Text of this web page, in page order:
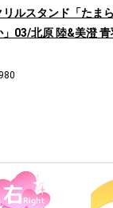
リルスタンド「たま
」03/北原 陸&美澄